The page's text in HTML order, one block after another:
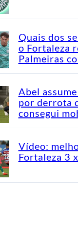
Quais dos
o Fortaleza
Palmeiras
Abel
por derrota
consegui
Vídeo:
Fortaleza 3